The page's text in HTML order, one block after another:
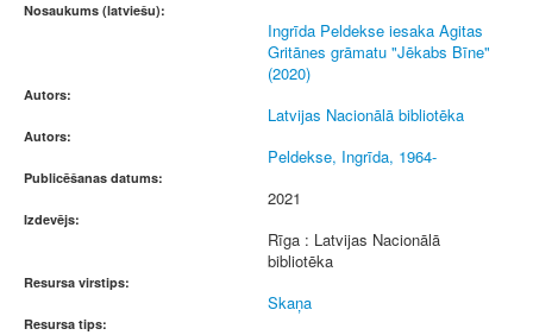
Nosaukums (latviešu):
Ingrīda Peldekse iesaka Agitas
Gritānes grāmatu "Jēkabs Bīne"
(2020)
Autors:
Latvijas Nacionālā bibliotēka
Autors:
Peldekse, Ingrīda, 1964-
Publicēšanas datums:
2021
Izdevējs:
Rīga : Latvijas Nacionālā
bibliotēka
Resursa virstips:
Skaņa
Resursa tips: